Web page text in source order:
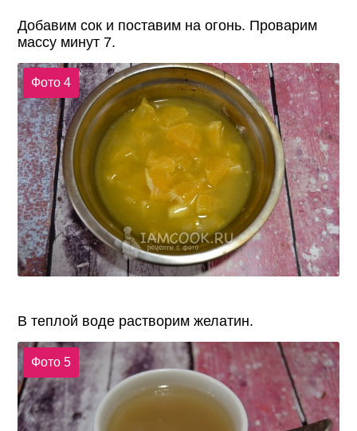
Добавим сок и поставим на огонь. Проварим
массу минут 7.
Фото 4
В теплой воде растворим желатин.
Фото 5